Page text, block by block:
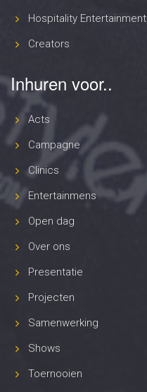
Hospitality Entertainment
Creators
Inhuren voor..
Acts
Campagne
Clinics
Entertainmens
Open dag
Over ons
Presentatie
Projecten
Samenwerking
Shows
Toernooien